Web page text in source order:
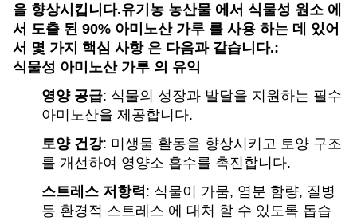
을 향상시킵니다.유기농 농산물 에서 식물성 원소 에
서 도출 된 90% 아미노산 가루 를 사용 하는 데 있어
서 몇 가지 핵심 사항 은 다음과 같습니다.:
식물성 아미노산 가루 의 유익
영양 공급: 식물의 성장과 발달을 지원하는 필수
아미노산을 제공합니다.
토양 건강: 미생물 활동을 향상시키고 토양 구조
를 개선하여 영양소 흡수를 촉진합니다.
스트레스 저항력: 식물이 가뭄, 염분 함량, 질병
등 환경적 스트레스 에 대처 할 수 있도록 돕습